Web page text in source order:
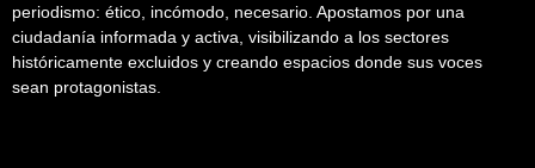
periodismo: ético, incómodo, necesario. Apostamos por una
ciudadanía informada y activa, visibilizando a los sectores
históricamente excluidos y creando espacios donde sus voces
sean protagonistas.